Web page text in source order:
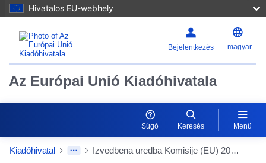
Hivatalos EU-webhely
Bejelentkezés magyar
Az Európai Unió Kiadóhivatala
Súgó Keresés Menü
Kiadóhivatal Izvedbena uredba Komisije (EU) 2021/404 z dne 24. marca 2021 o določitvi seznamov tretjih držav, njihovih ozemelj ali območij, s katerih je dovoljen vstop živali, zarodnega materiala in proizvodov živalskega izvora v Unijo v skladu z Uredbo (EU) 2016/429 Evropskega parlamenta in Sveta (Besedilo velja za EGP)